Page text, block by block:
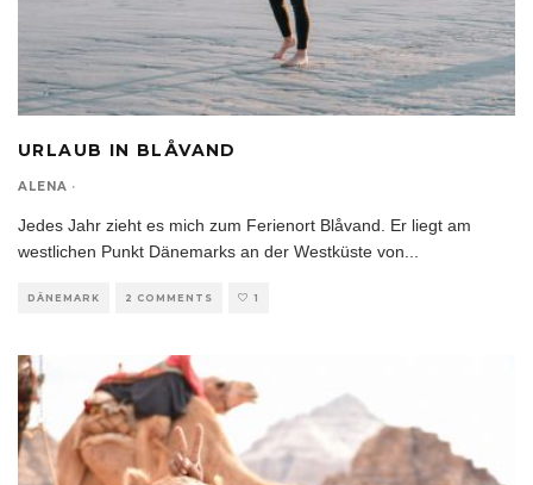
URLAUB IN BLÅVAND
ALENA ·
Jedes Jahr zieht es mich zum Ferienort Blåvand. Er liegt am
westlichen Punkt Dänemarks an der Westküste von
DÄNEMARK 2 COMMENTS 1